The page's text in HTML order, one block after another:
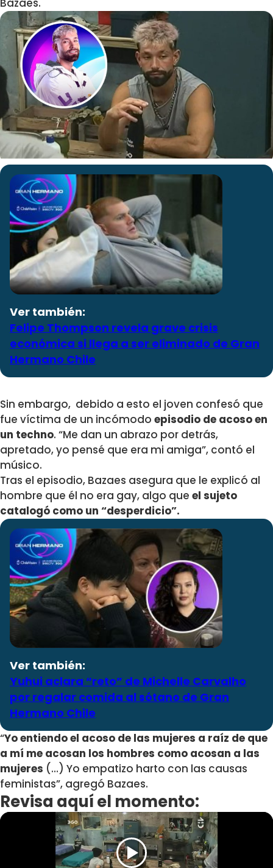
Bazaes.
Ver también:
Felipe Thompson revela grave crisis
económica si llega a ser eliminado de Gran
Hermano Chile
Sin embargo, debido a esto el joven confesó que
fue víctima de un incómodo episodio de acoso en
un techno. “Me dan un abrazo por detrás,
apretado, yo pensé que era mi amiga”, contó el
músico.
Tras el episodio, Bazaes asegura que le explicó al
hombre que él no era gay, algo que el sujeto
catalogó como un “desperdicio”.
Ver también:
Yuhui aclara “reto” de Michelle Carvalho
por regalar comida al sótano de Gran
Hermano Chile
“Yo entiendo el acoso de las mujeres a raíz de que
a mí me acosan los hombres como acosan a las
mujeres (…) Yo empatizo harto con las causas
feministas”, agregó Bazaes.
Revisa aquí el momento: